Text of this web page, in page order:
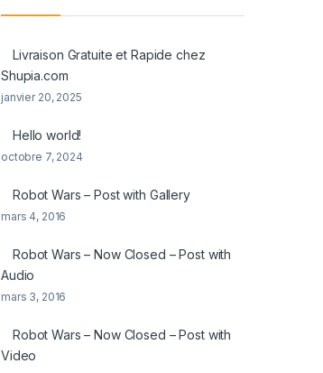
Livraison Gratuite et Rapide chez
Shupia.com
janvier 20, 2025
Hello world!
octobre 7, 2024
Robot Wars – Post with Gallery
mars 4, 2016
Robot Wars – Now Closed – Post with
Audio
mars 3, 2016
Robot Wars – Now Closed – Post with
Video